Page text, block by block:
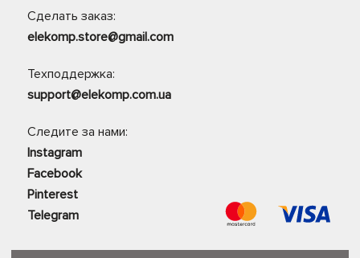
Сделать заказ:
elekomp.store@gmail.com
Техподдержка:
support@elekomp.com.ua
Следите за нами:
Instagram
Facebook
Pinterest
Telegram